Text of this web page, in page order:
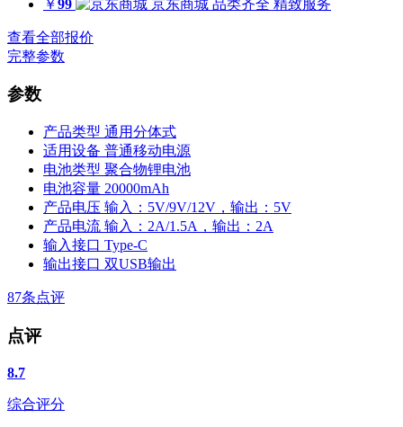
￥99 京东商城 品类齐全 精致服务
查看全部报价
完整参数
参数
产品类型 通用分体式
适用设备 普通移动电源
电池类型 聚合物锂电池
电池容量 20000mAh
产品电压 输入：5V/9V/12V，输出：5V
产品电流 输入：2A/1.5A，输出：2A
输入接口 Type-C
输出接口 双USB输出
87条点评
点评
8.7
综合评分